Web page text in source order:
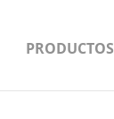
PRODUCTOS